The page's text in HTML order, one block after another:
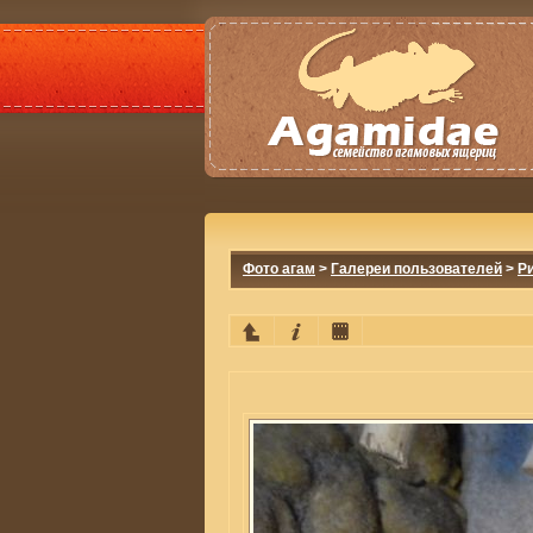
Фото агам > Галереи пользователей >